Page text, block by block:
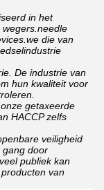
in het
die van
De industrie van
hun kwaliteit voor
getaxeerde
HACCP zelfs
veiligheid
gang door
publiek kan
van